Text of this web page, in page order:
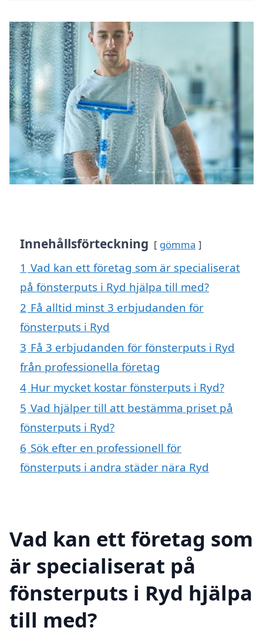
Innehållsförteckning gömma
1 Vad kan ett företag som är specialiserat
på fönsterputs i Ryd hjälpa till med?
2 Få alltid minst 3 erbjudanden för
fönsterputs i Ryd
3 Få 3 erbjudanden för fönsterputs i Ryd
från professionella företag
4 Hur mycket kostar fönsterputs i Ryd?
5 Vad hjälper till att bestämma priset på
fönsterputs i Ryd?
6 Sök efter en professionell för
fönsterputs i andra städer nära Ryd
Vad kan ett företag som
är specialiserat på
fönsterputs i Ryd hjälpa
till med?